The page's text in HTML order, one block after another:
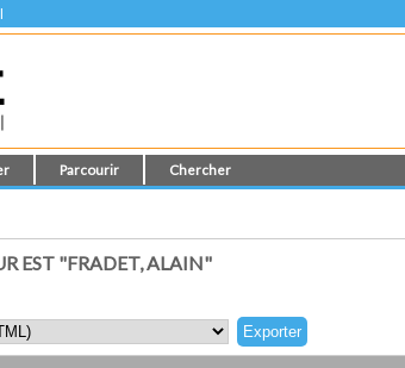
Parcourir Chercher
EST "FRADET, ALAIN"